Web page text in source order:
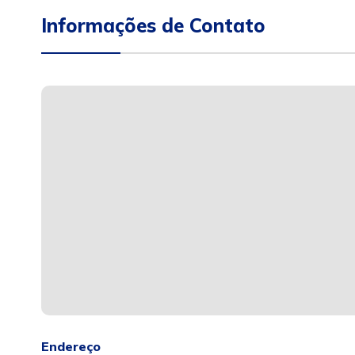
Informações de Contato
Endereço